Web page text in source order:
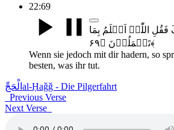
22:69
اللّٰہُ اَعۡلَمُ بِمَا
تَعۡمَلُوۡنَ ﴿۶۹﴾
Wenn sie jedoch mit dir hadern, so
besten, was ihr tut.
الْحَجِّ al-Ḥaǧǧ - Die Pilgerfahrt
Previous Verse
Next Verse